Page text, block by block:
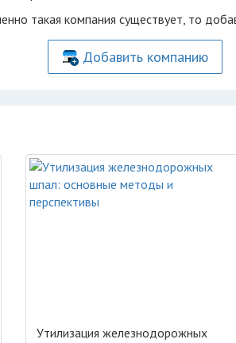
такая компания существует, то
Добавить компанию
Утилизация железнодорожных